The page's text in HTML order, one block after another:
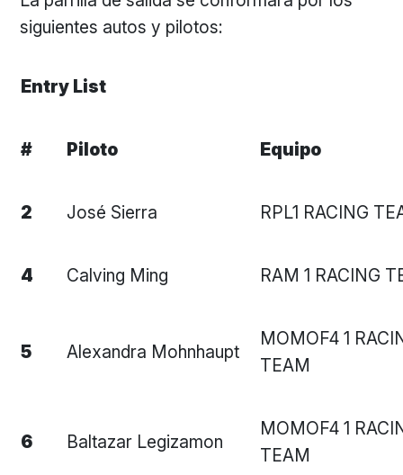
siguientes autos y pilotos:
Entry List
# Piloto Equipo
2 José Sierra RPL1 RACING
4 Calving Ming RAM 1 RACING
5 Alexandra Mohnhaupt
MOMOF4 1
TEAM
6 Baltazar Legizamon
MOMOF4 1
TEAM